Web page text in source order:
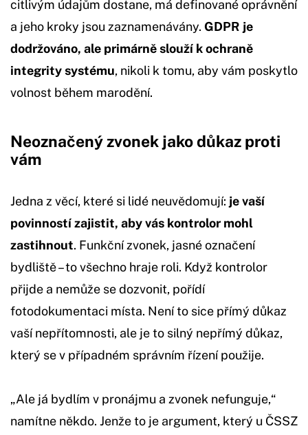
citlivým údajům dostane, má definované oprávnění
a jeho kroky jsou zaznamenávány. GDPR je
dodržováno, ale primárně slouží k ochraně
integrity systému, nikoli k tomu, aby vám poskytlo
volnost během marodění.
Neoznačený zvonek jako důkaz proti
vám
Jedna z věcí, které si lidé neuvědomují: je vaší
povinností zajistit, aby vás kontrolor mohl
zastihnout. Funkční zvonek, jasné označení
bydliště – to všechno hraje roli. Když kontrolor
přijde a nemůže se dozvonit, pořídí
fotodokumentaci místa. Není to sice přímý důkaz
vaší nepřítomnosti, ale je to silný nepřímý důkaz,
který se v případném správním řízení použije.
„Ale já bydlím v pronájmu a zvonek nefunguje,“
namítne někdo. Jenže to je argument, který u ČSSZ